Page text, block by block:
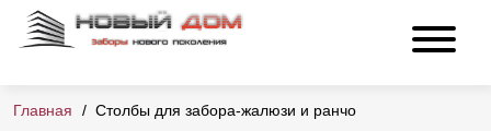
Главная Столбы для забора-жалюзи и ранчо